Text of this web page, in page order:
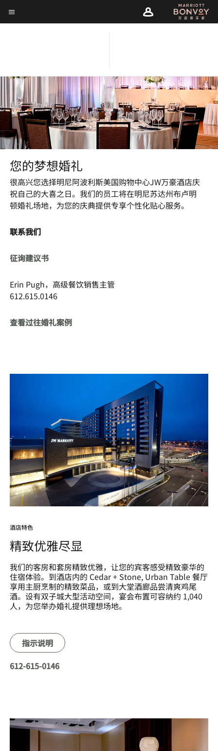
Skip
to菜单文本
您的梦想婚礼
很高兴您选择明尼阿波利斯美国购物中心JW万豪酒店庆
祝自己的大喜之日。我们的员工将在明尼苏达州布卢明
顿婚礼场地，为您的庆典提供专享个性化贴心服务。
联系我们
征询建议书
Erin Pugh，高级餐饮销售主管
612.615.0146
查看过往婚礼案例
酒店特色
精致优雅尽显
我们的客房和套房精致优雅，让您的宾客感受精致豪华的
住宿体验。到酒店内的 Cedar + Stone, Urban Table 餐厅
享用主厨烹制的精致菜品，或到大堂酒廊品尝清爽鸡尾
酒。设有双子城大型活动空间，宴会布置可容纳约 1,040
人，为您举办婚礼提供理想场地。
指示说明
612-615-0146